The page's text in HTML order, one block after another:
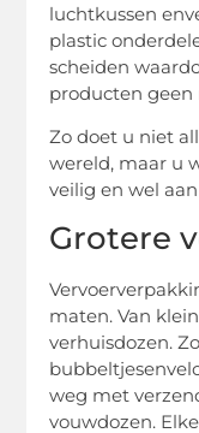
luchtkussen
plastic
scheiden
producten geen
Zo doet u niet
wereld, maar u
veilig en wel
Grotere
maten. Van
verhuisdozen.
weg met
vouwdozen.